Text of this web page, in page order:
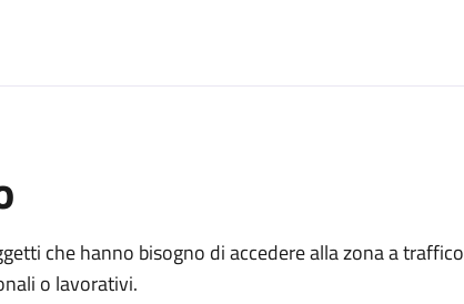
che hanno bisogno di accedere alla zona a traffico
o lavorativi.